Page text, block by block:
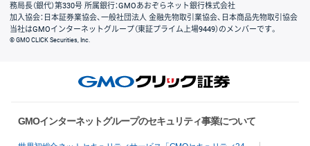
務局長（銀代）第330号 所属銀行：GMOあおぞらネット銀行株式会社
加入協会：日本証券業協会、一般社団法人 金融先物取引業協会、日本商品先物取引協会
当社はGMOインターネットグループ（東証プライム上場9449）のメンバーです。
© GMO CLICK Securities, Inc.
GMOインターネットグループのセキュリティ事業について